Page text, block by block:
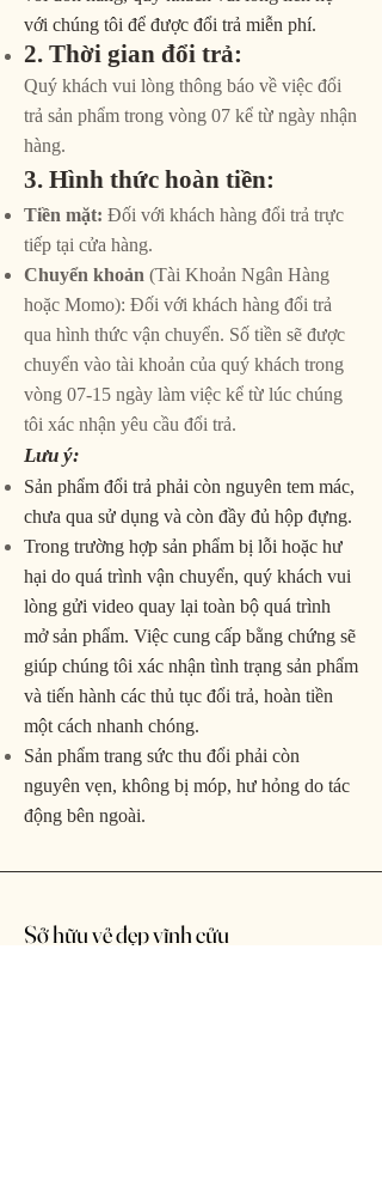
với chúng tôi để được đổi trả miễn phí.
2. Thời gian đổi trả:
Quý khách vui lòng thông báo về việc đổi
trả sản phẩm trong vòng 07 kể từ ngày nhận
hàng.
3. Hình thức hoàn tiền:
Tiền mặt: Đối với khách hàng đổi trả trực
tiếp tại cửa hàng.
Chuyển khoản (Tài Khoản Ngân Hàng
hoặc Momo): Đối với khách hàng đổi trả
qua hình thức vận chuyển. Số tiền sẽ được
chuyển vào tài khoản của quý khách trong
vòng 07-15 ngày làm việc kể từ lúc chúng
tôi xác nhận yêu cầu đổi trả.
Lưu ý:
Sản phẩm đổi trả phải còn nguyên tem mác,
chưa qua sử dụng và còn đầy đủ hộp đựng.
Trong trường hợp sản phẩm bị lỗi hoặc hư
hại do quá trình vận chuyển, quý khách vui
lòng gửi video quay lại toàn bộ quá trình
mở sản phẩm. Việc cung cấp bằng chứng sẽ
giúp chúng tôi xác nhận tình trạng sản phẩm
và tiến hành các thủ tục đổi trả, hoàn tiền
một cách nhanh chóng.
Sản phẩm trang sức thu đổi phải còn
nguyên vẹn, không bị móp, hư hỏng do tác
động bên ngoài.
Sở hữu vẻ đẹp vĩnh cửu